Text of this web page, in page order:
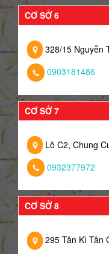
CƠ SỞ 6
328/15 Nguyễn
0903181486
CƠ SỞ 7
Lô C2, Chung
0932377972
CƠ SỞ 8
295 Tân Kì Tân